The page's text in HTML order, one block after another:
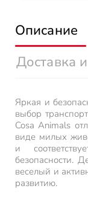
Описание
Доставка
Яркая и
выбор
Cosa Animals
виде милых
и
безопасности.
веселый и
развитию.